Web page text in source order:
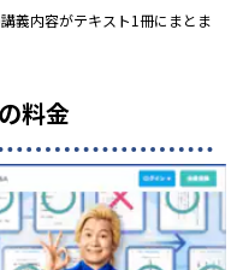
義内容がテキスト1冊にまとま
料金